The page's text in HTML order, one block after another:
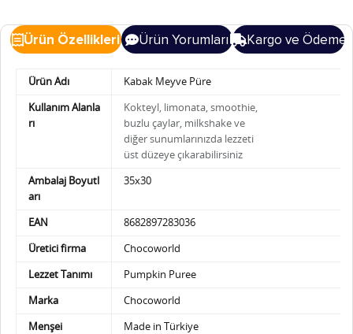
Ürün Özellikleri Ürün Yorumları Kargo ve Ödeme
Ürün Adı
Kabak Meyve Püre
Kullanım Alanla
rı
Kokteyl, limonata, smoothie,
buzlu çaylar, milkshake ve
diğer sunumlarınızdalezzeti
üst düzeye çıkarabilirsiniz
Ambalaj Boyutl
arı
35x30
EAN
8682897283036
Üretici firma
Chocoworld
Lezzet Tanımı
Pumpkin Puree
Marka
Chocoworld
Menşei
Made in Türkiye